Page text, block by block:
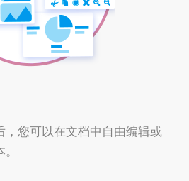
，您可以在文档中自由编辑或